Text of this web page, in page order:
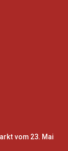
vom 23. Mai